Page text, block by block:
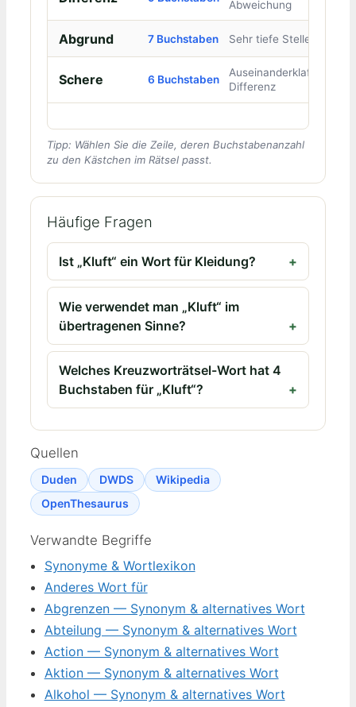
Abweichung
Abgrund 7 Buchstaben Sehr tiefe Stelle
Schere 6 Buchstaben
Auseinanderklaffende
Differenz
Tipp: Wählen Sie die Zeile, deren Buchstabenanzahl
zu den Kästchen im Rätsel passt.
Häufige Fragen
Ist „Kluft“ ein Wort für Kleidung?
Wie verwendet man „Kluft“ im
übertragenen Sinne?
Welches Kreuzworträtsel-Wort hat 4
Buchstaben für „Kluft“?
Quellen
Duden DWDS
Wikipedia
OpenThesaurus
Verwandte Begriffe
Synonyme & Wortlexikon
Anderes Wort für
Abgrenzen — Synonym & alternatives Wort
Abteilung — Synonym & alternatives Wort
Action — Synonym & alternatives Wort
Aktion — Synonym & alternatives Wort
Alkohol — Synonym & alternatives Wort